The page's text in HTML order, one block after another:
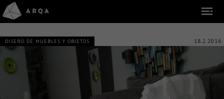
DISEÑO DE MUEBLES Y OBJETOS 18.2.2016